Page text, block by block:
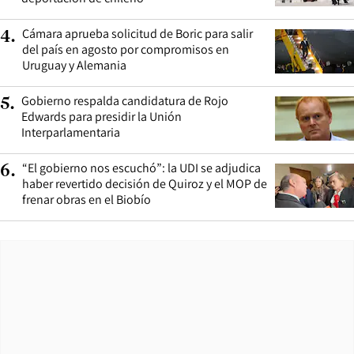
4. Cámara aprueba solicitud de Boric para salir
del país en agosto por compromisos en
Uruguay y Alemania
5. Gobierno respalda candidatura de Rojo
Edwards para presidir la Unión
Interparlamentaria
6. “El gobierno nos escuchó”: la UDI se adjudica
haber revertido decisión de Quiroz y el MOP de
frenar obras en el Biobío